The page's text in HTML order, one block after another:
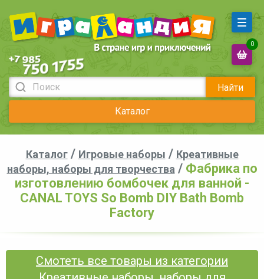
Найти
Каталог
0
Каталог/ Игровые наборы / Креативные
наборы, наборы для творчества/ Фабрика по
изготовлению бомбочек для ванной -
CANAL TOYS So Bomb DIY Bath Bomb
Factory
Смотеть все товары из категории